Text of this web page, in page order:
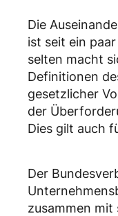
Die
ist seit ein
selten macht
Definitionen
gesetzlicher
der
Dies gilt auch
Der
zusammen